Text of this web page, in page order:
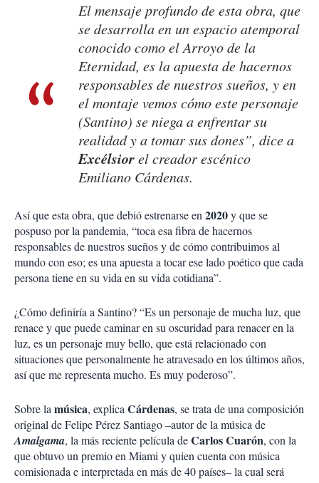
El mensaje profundo de esta obra, que
se desarrolla en un espacio atemporal
conocido como el Arroyo de la
Eternidad, es la apuesta de hacernos
responsables de nuestros sueños, y en
el montaje vemos cómo este personaje
(Santino) se niega a enfrentar su
realidad y a tomar sus dones”, dice a
Excélsiorel creador escénico
Emiliano Cárdenas.
Así que esta obra, que debió estrenarse en2020y que se
pospuso por la pandemia, “toca esa fibra de hacernos
responsables de nuestros sueños y de cómo contribuimos al
mundo con eso; es una apuesta a tocar ese lado poético que cada
persona tiene en su vida en su vida cotidiana”.
¿Cómo definiría a Santino? “Es un personaje de mucha luz, que
renace y que puede caminar en su oscuridad para renacer en la
luz, es un personaje muy bello, que está relacionado con
situaciones que personalmente he atravesado en los últimos años,
así que me representa mucho. Es muy poderoso”.
Sobre lamúsica, explicaCárdenas, se trata de una composición
original de Felipe Pérez Santiago –autor de la música de
Amalgama, la más reciente película deCarlos Cuarón, con la
que obtuvo un premio en Miami y quien cuenta con música
comisionada e interpretada en más de 40 países– la cual será